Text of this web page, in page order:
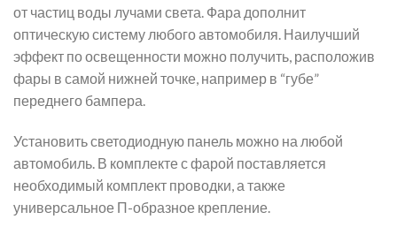
от частиц воды лучами света. Фара дополнит
оптическую систему любого автомобиля. Наилучший
эффект по освещенности можно получить, расположив
фары в самой нижней точке, например в “губе”
переднего бампера.
Установить светодиодную панель можно на любой
автомобиль. В комплекте с фарой поставляется
необходимый комплект проводки, а также
универсальное П-образное крепление.